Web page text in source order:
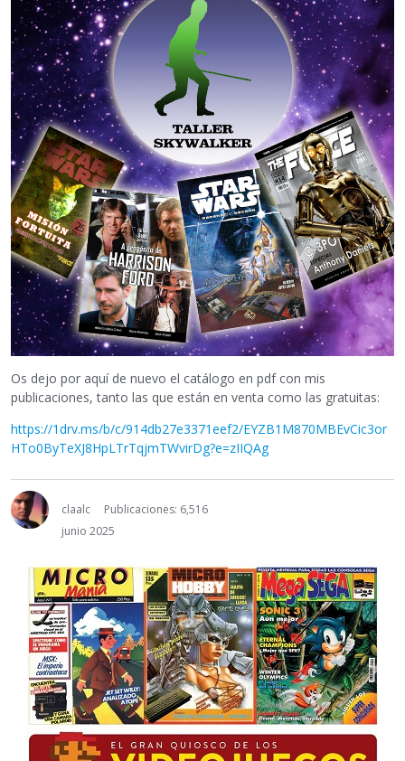
Os dejo por aquí de nuevo el catálogo en pdf con mis
publicaciones, tanto las que están en venta como las gratuitas:
https://1drv.ms/b/c/914db27e3371eef2/EYZB1M870MBEvCic3or
HTo0ByTeXJ8HpLTrTqjmTWvirDg?e=zIIQAg
claalc
Publicaciones: 6,516
junio 2025